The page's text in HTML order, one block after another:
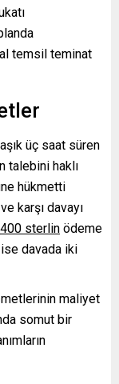
temsil teminat
üç saat süren
talebini haklı
hükmetti
karşı davayı
400 sterlin ödeme
ise davada iki
maliyet
somut bir